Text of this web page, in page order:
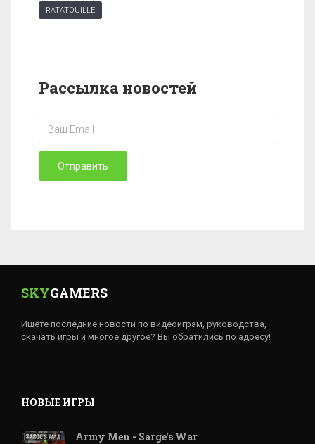
RATATOUILLE
Рассылка новостей
Отправить
SKYGAMERS
Ищете последние новости по видеоиграм, руководства,
скачать игры и многое другое? Вы обратились по адресу!
НОВЫЕ ИГРЫ
Army Men - Sarge's War